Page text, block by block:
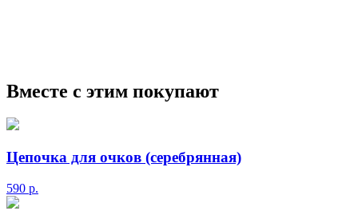
Вместе с этим покупают
Цепочка для очков (серебрянная)
590 р.